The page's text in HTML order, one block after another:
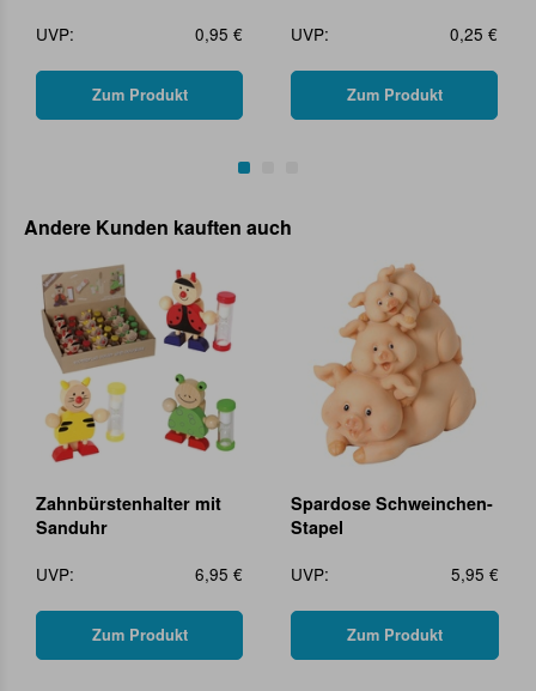
UVP: 0,95 €
Zum Produkt
UVP:
0,25 €
Zum Produkt
Andere Kunden kauften auch
Zahnbürstenhalter mit
Sanduhr
UVP:
6,95 €
Zum Produkt
Spardose Schweinchen-
Stapel
UVP:
5,95 €
Zum Produkt